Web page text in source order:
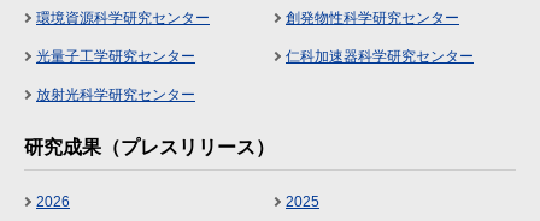
環境資源科学研究センター 創発物性科学研究センター
光量子工学研究センター 仁科加速器科学研究センター
放射光科学研究センター
研究成果（プレスリリース）
2026 2025